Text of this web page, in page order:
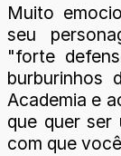
Muito
seu
"forte
burburinhos
Academia e
que quer ser
com que